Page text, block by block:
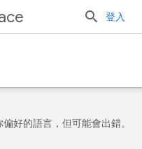
登入
好的語言，但可能會出錯。